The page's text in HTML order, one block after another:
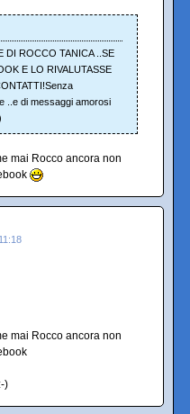
DI ROCCO TANICA ..SE
E LO RIVALUTASSE
..e di messaggi amorosi
mai Rocco ancora non
mai Rocco ancora non
)